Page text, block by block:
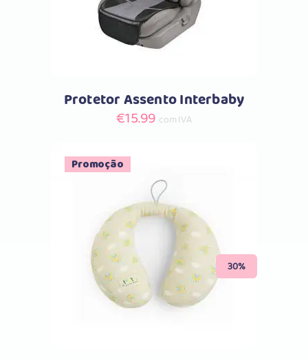
Protetor Assento Interbaby
€15.99 com IVA
Promoção
30%
Comprar